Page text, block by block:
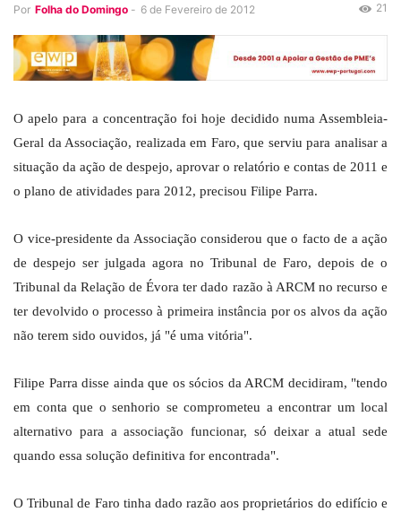
Por Folha do Domingo - 6 de Fevereiro de 2012 21
O apelo para a concentração foi hoje decidido numa Assembleia-
Geral da Associação, realizada em Faro, que serviu para analisar a
situação da ação de despejo, aprovar o relatório e contas de 2011 e
o plano de atividades para 2012, precisou Filipe Parra.
O vice-presidente da Associação considerou que o facto de a ação
de despejo ser julgada agora no Tribunal de Faro, depois de o
Tribunal da Relação de Évora ter dado razão à ARCM no recurso e
ter devolvido o processo à primeira instância por os alvos da ação
não terem sido ouvidos, já "é uma vitória".
Filipe Parra disse ainda que os sócios da ARCM decidiram, "tendo
em conta que o senhorio se comprometeu a encontrar um local
alternativo para a associação funcionar, só deixar a atual sede
quando essa solução definitiva for encontrada".
O Tribunal de Faro tinha dado razão aos proprietários do edifício e